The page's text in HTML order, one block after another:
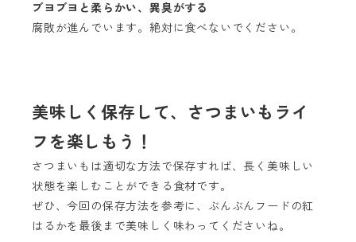
ブヨブヨと柔らかい、異臭がする
腐敗が進んでいます。絶対に食べないでください。
美味しく保存して、さつまいもライ
フを楽しもう！
さつまいもは適切な方法で保存すれば、長く美味しい
状態を楽しむことができる食材です。
ぜひ、今回の保存方法を参考に、ぶんぶんフードの紅
はるかを最後まで美味しく味わってくださいね。